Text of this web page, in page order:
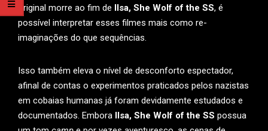
original morre ao fim de Ilsa, She Wolf of the SS, é
possível interpretar esses filmes mais como re-
imaginações do que sequências.
Isso também eleva o nível de desconforto espectador,
afinal de contas o experimentos praticados pelos nazistas
em cobaias humanas já foram devidamente estudados e
documentados. Embora Ilsa, She Wolf of the SS possua